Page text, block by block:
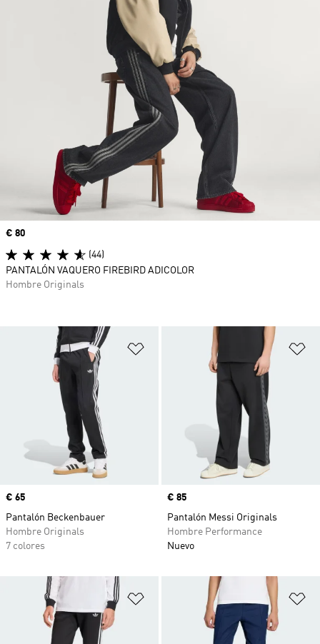
Añadir a la lista de deseos
Precio
€ 65
Pantalón Beckenbauer
Hombre Originals
7 colores
Precio
€ 85
Pantalón Messi Originals
Hombre Performance
Nuevo
Añadir a la lista de deseos
Precio
€ 80
(44)
PANTALÓN VAQUERO FIREBIRD ADICOLOR
Hombre Originals